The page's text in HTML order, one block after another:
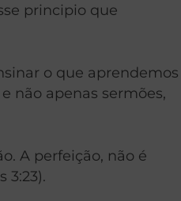
principio que
o que aprendemos
não apenas sermões,
A perfeição, não é
3:23).